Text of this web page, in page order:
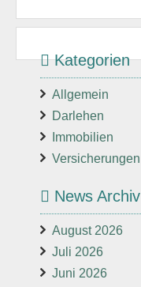
Kategorien
Allgemein
Darlehen
Immobilien
Versicherungen
News Archiv
August 2026
Juli 2026
Juni 2026